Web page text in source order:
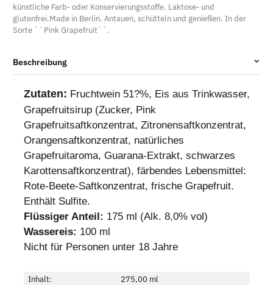
künstliche Farb- oder Konservierungsstoffe. Laktose- und
glutenfrei.Made in Berlin. Antauen, schütteln und genießen. In der
Sorte ``Pink Grapefruit``.
Beschreibung
Zutaten: Fruchtwein 51?%, Eis aus Trinkwasser,
Grapefruitsirup (Zucker, Pink
Grapefruitsaftkonzentrat, Zitronensaftkonzentrat,
Orangensaftkonzentrat, natürliches
Grapefruitaroma, Guarana-Extrakt, schwarzes
Karottensaftkonzentrat), färbendes Lebensmittel:
Rote-Beete-Saftkonzentrat, frische Grapefruit.
Enthält Sulfite.
Flüssiger Anteil: 175 ml (Alk. 8,0% vol)
Wassereis: 100 ml
Nicht für Personen unter 18 Jahre
Inhalt: 275,00 ml